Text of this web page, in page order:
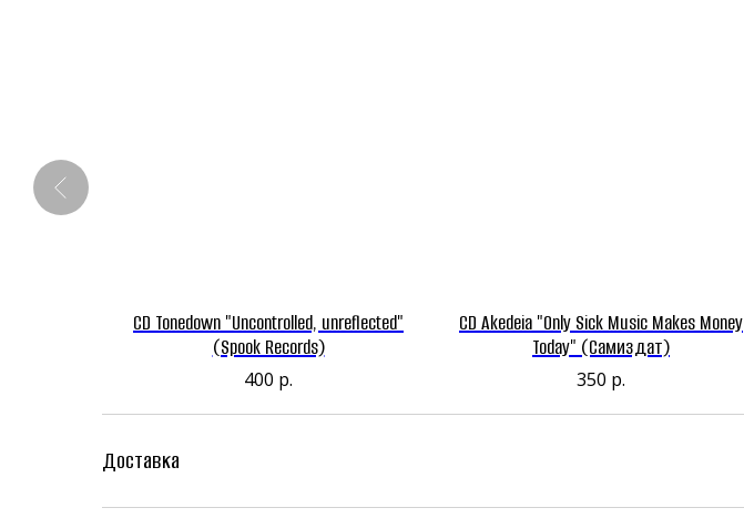
CD Tonedown "Uncontrolled, unreflected"
(Spook Records)
400 р.
CD Akedeia "Only Sick Music Makes Money
Today" (Самиздат)
350 р.
Доставка